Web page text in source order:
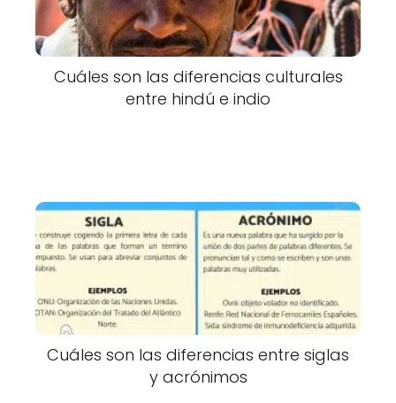
Cuáles son las diferencias culturales
entre hindú e indio
Cuáles son las diferencias entre siglas
y acrónimos